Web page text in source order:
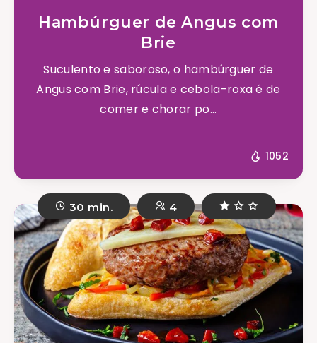
Hambúrguer de Angus com
Brie
Suculento e saboroso, o hambúrguer de
Angus com Brie, rúcula e cebola-roxa é de
comer e chorar po...
1052
30 min. 4